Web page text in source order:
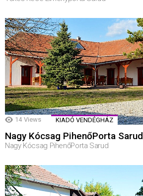
14 Views KIADÓ VENDÉGHÁZ
Nagy Kócsag PihenőPorta Sarud
Nagy Kócsag PihenőPorta Sarud